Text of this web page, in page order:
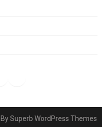
Superb WordPress Themes